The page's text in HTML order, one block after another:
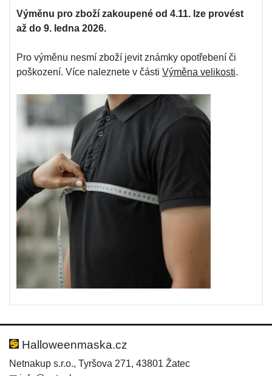
Výměnu pro zboží zakoupené od 4.11. lze provést
až do 9. ledna 2026.
Pro výměnu nesmí zboží jevit známky opotřebení či
poškození. Více naleznete v části Výměna velikosti.
Halloweenmaska.cz
Netnakup s.r.o., Tyršova 271, 43801 Žatec